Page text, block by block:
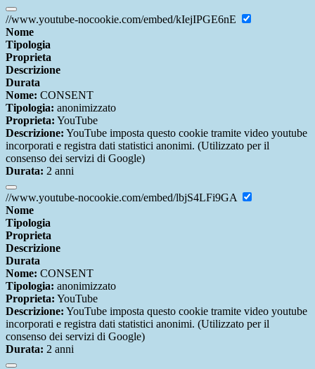
//www.youtube-nocookie.com/embed/kIejIPGE6nE
Nome
Tipologia
Proprieta
Descrizione
Durata
Nome: CONSENT
Tipologia: anonimizzato
Proprieta: YouTube
Descrizione: YouTube imposta questo cookie tramite video youtube
incorporati e registra dati statistici anonimi. (Utilizzato per il
consenso dei servizi di Google)
Durata: 2 anni
//www.youtube-nocookie.com/embed/lbjS4LFi9GA
Nome
Tipologia
Proprieta
Descrizione
Durata
Nome: CONSENT
Tipologia: anonimizzato
Proprieta: YouTube
Descrizione: YouTube imposta questo cookie tramite video youtube
incorporati e registra dati statistici anonimi. (Utilizzato per il
consenso dei servizi di Google)
Durata: 2 anni